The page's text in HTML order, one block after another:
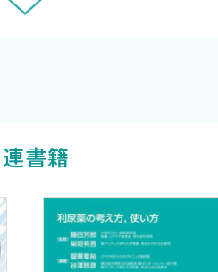
Snail
連書籍